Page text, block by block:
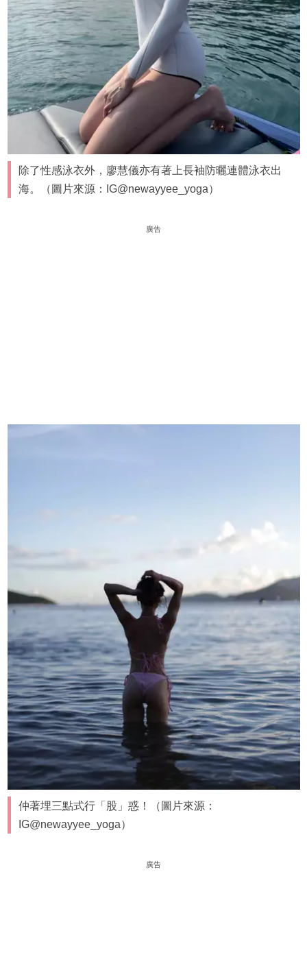
除了性感泳衣外，廖慧儀亦有著上長袖防曬連體泳衣出
海。（圖片來源：IG@newayyee_yoga）
廣告
仲著埋三點式行「股」惑！（圖片來源：
IG@newayyee_yoga）
廣告